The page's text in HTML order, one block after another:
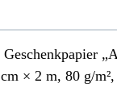
Geschenkpapier
cm × 2 m, 80 g/